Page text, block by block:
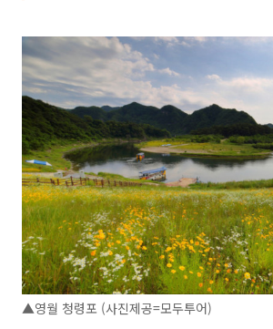
▲영월 청령포 (사진제공=모두투어)